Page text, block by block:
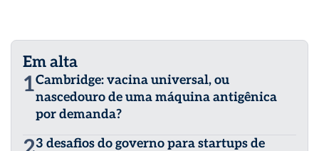
Em alta
1Cambridge: vacina universal, ou
nascedouro de uma máquina antigênica
por demanda?
3 desafios do governo para startups de